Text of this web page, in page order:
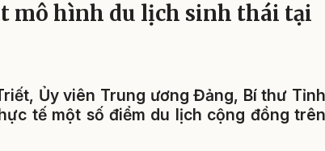
mô hình du lịch sinh thái tại
Ủy viên Trung ương Đảng, Bí thư Tỉnh
tế một số điểm du lịch cộng đồng trên